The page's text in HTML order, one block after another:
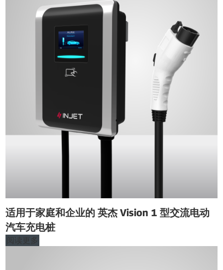
适用于家庭和企业的 英杰 Vision 1 型交流电动
汽车充电桩
阅读更多